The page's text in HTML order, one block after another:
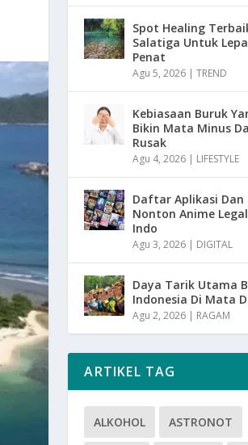
Spot Healing
Salatiga Untuk
Penat
Agu 5, 2026 |TREND
Kebiasaan Buruk
Bikin Mata Minus
Rusak
Agu 4, 2026 | LIFESTYLE
Daftar Aplikasi Dan
Nonton Anime
Indo
Agu 3, 2026 | DIGITAL
Daya Tarik Utama
Indonesia Di Mata
Agu 2, 2026 | RAGAM
ARTIKEL TAG
ALKOHOL ASTRONOT